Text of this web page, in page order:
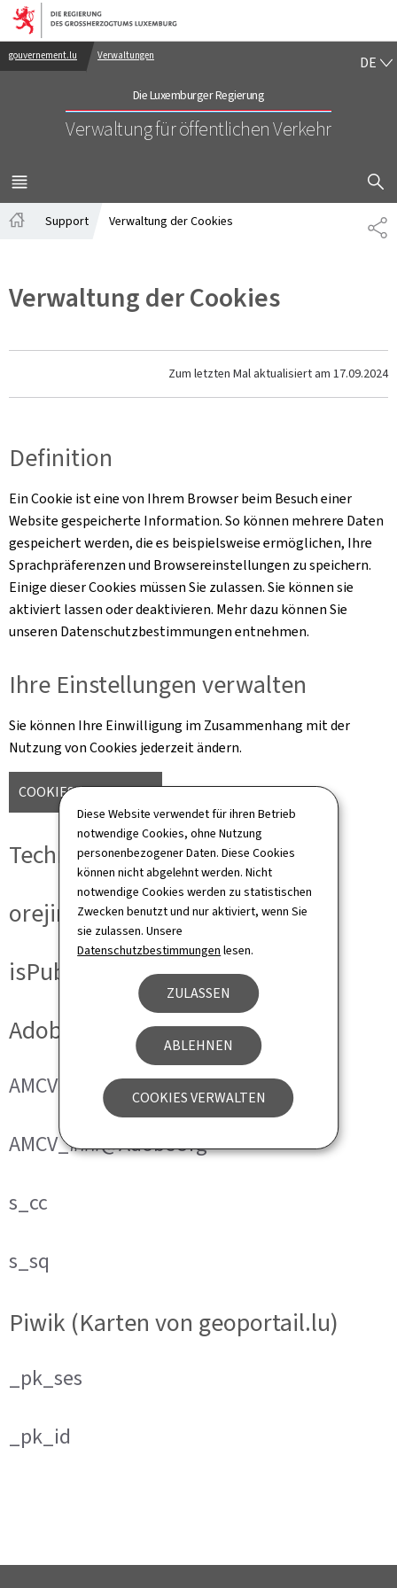
Diese Website verwendet für ihren Betrieb
notwendige Cookies, ohne Nutzung
personenbezogener Daten. Diese Cookies
können nicht abgelehnt werden. Nicht
notwendige Cookies werden zu statistischen
Zwecken benutzt und nur aktiviert, wenn Sie
sie zulassen. Unsere
Datenschutzbestimmungen lesen.
ZULASSEN
ABLEHNEN
COOKIES VERWALTEN
Zur Hauptnavigation
Zum Inhalt
gouvernement.lu Verwaltungen
Die Luxemburger Regierung
Verwaltung für öffentlichen Verkehr
DE
MENÜ
HAUPT-
Support Verwaltung der Cookies
Verwaltung der Cookies
Zum letzten Mal aktualisiert am 17.09.2024
Definition
Ein Cookie ist eine von Ihrem Browser beim Besuch einer
Website gespeicherte Information. So können mehrere Daten
gespeichert werden, die es beispielsweise ermöglichen, Ihre
Sprachpräferenzen und Browsereinstellungen zu speichern.
Einige dieser Cookies müssen Sie zulassen. Sie können sie
aktiviert lassen oder deaktivieren. Mehr dazu können Sie
unseren Datenschutzbestimmungen entnehmen.
Ihre Einstellungen verwalten
Sie können Ihre Einwilligung im Zusammenhang mit der
Nutzung von Cookies jederzeit ändern.
COOKIES VERWALTEN
Technische Cookies
orejime
isPublicWebsite
Adobe Analytics
AMCVS_###@AdobeOrg
AMCV_###@AdobeOrg
s_cc
s_sq
Piwik (Karten von geoportail.lu)
_pk_ses
_pk_id